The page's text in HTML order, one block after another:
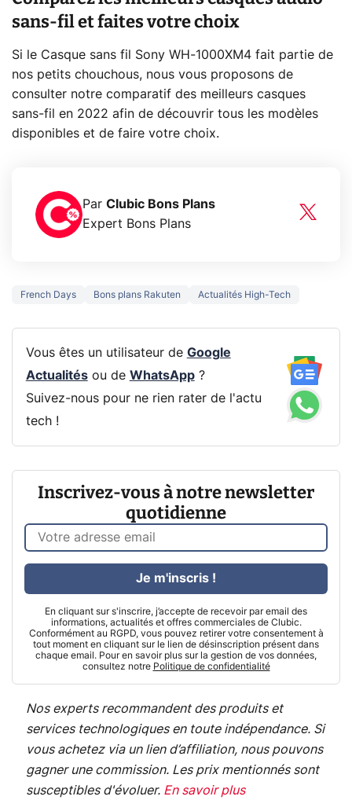
sans-fil et faites votre choix
Si le Casque sans fil Sony WH-1000XM4 fait partie de
nos petits chouchous, nous vous proposons de
consulter notre comparatif des meilleurs casques
sans-fil en 2022 afin de découvrir tous les modèles
disponibles et de faire votre choix.
Par Clubic Bons Plans
Expert Bons Plans
French Days Bons plans Rakuten Actualités High-Tech
Vous êtes un utilisateur de Google
Actualitésou de WhatsApp?
Suivez-nous pour ne rien rater de l'actu
tech !
Inscrivez-vous à notre newsletter
quotidienne
En cliquant sur s'inscrire, j’accepte de recevoir par email des
informations, actualités et offres commerciales de Clubic.
Conformément au RGPD, vous pouvez retirer votre consentement à
tout moment en cliquant sur le lien de désinscription présent dans
chaque email. Pour en savoir plus sur la gestion de vos données,
consultez notre Politique de confidentialité
Je m'inscris !
Nos experts recommandent des produits et
services technologiques en toute indépendance. Si
vous achetez via un lien d’affiliation, nous pouvons
gagner une commission. Les prix mentionnés sont
susceptibles d'évoluer. En savoir plus